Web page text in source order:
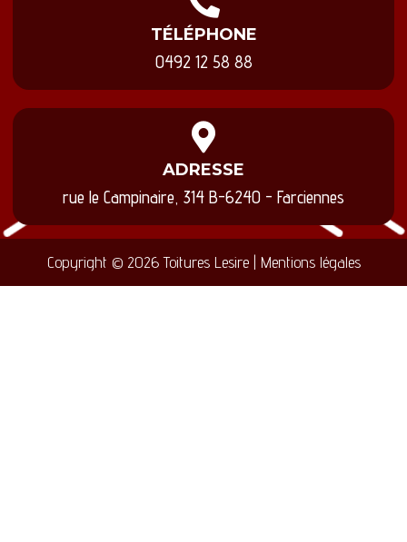
TÉLÉPHONE
0492 12 58 88
ADRESSE
rue le Campinaire, 314 B-6240 - Farciennes
Copyright © 2026 Toitures Lesire | Mentions légales